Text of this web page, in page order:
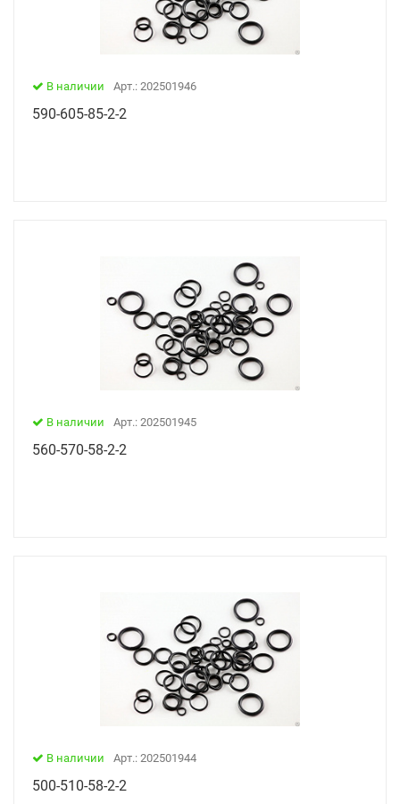
В наличии Арт.: 202501946
590-605-85-2-2
В наличии Арт.: 202501945
560-570-58-2-2
В наличии Арт.: 202501944
500-510-58-2-2